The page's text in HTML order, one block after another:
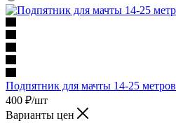
Подпятник для мачты 14-25 метров
400 ₽/шт
Варианты цен